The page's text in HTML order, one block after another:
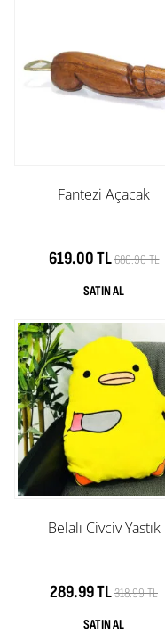
Fantezi Açacak
619.00 TL680.90 TL
Belalı Civciv Yastık
289.99 TL318.99 TL